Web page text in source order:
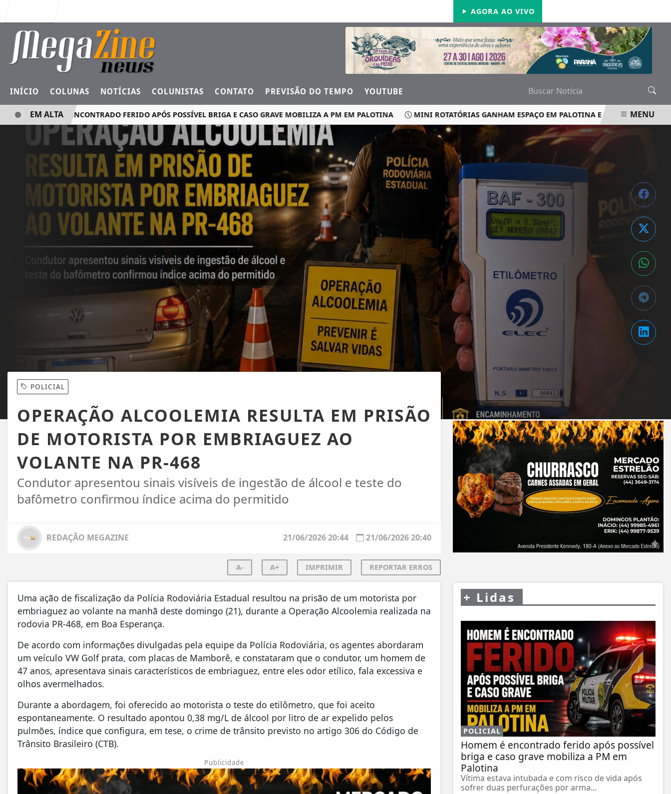
AGORA AO VIVO
INÍCIO COLUNAS NOTÍCIAS COLUNISTAS CONTATO PREVISÃO DO TEMPO YOUTUBE
HOMEM É ENCONTRADO FERIDO APÓS POSSÍVEL BRIGA E CASO GRAVE MOBILIZA A PM EM PALOTINA MINI ROTATÓRIAS GANHAM ESPAÇO EM PALOTINA E REFORÇAM SEGURANÇA
EM ALTA MENU
POLICIAL
OPERAÇÃO ALCOOLEMIA RESULTA EM PRISÃO
DE MOTORISTA POR EMBRIAGUEZ AO
VOLANTE NA PR-468
Condutor apresentou sinais visíveis de ingestão de álcool e teste do
bafômetro confirmou índice acima do permitido
REDAÇÃO MEGAZINE 21/06/2026 20:40
21/06/2026 20:44
A- A+ IMPRIMIR REPORTAR ERROS
Uma ação de fiscalização da Polícia Rodoviária Estadual resultou na prisão de um motorista por
embriaguez ao volante na manhã deste domingo (21), durante a Operação Alcoolemia realizada na
rodovia PR-468, em Boa Esperança.
De acordo com informações divulgadas pela equipe da Polícia Rodoviária, os agentes abordaram
um veículo VW Golf prata, com placas de Mamborê, e constataram que o condutor, um homem de
47 anos, apresentava sinais característicos de embriaguez, entre eles odor etílico, fala excessiva e
olhos avermelhados.
Durante a abordagem, foi oferecido ao motorista o teste do etilômetro, que foi aceito
espontaneamente. O resultado apontou 0,38 mg/L de álcool por litro de ar expelido pelos
pulmões, índice que configura, em tese, o crime de trânsito previsto no artigo 306 do Código de
Trânsito Brasileiro (CTB).
Publicidade
+ Lidas
POLICIAL
Homem é encontrado ferido após possível
briga e caso grave mobiliza a PM em
Palotina
Vítima estava intubada e com risco de vida após
sofrer duas perfurações por arma...